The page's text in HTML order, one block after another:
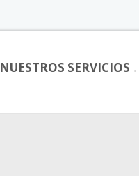
NUESTROS SERVICIOS